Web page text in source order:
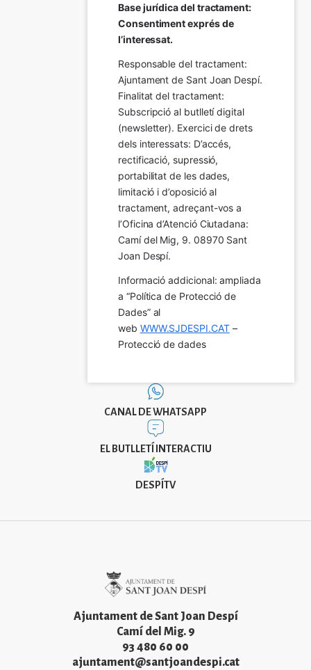
Base jurídica del tractament:
Consentiment exprés de
l’interessat.
Responsable del tractament:
Ajuntament de Sant Joan Despí.
Finalitat del tractament:
Subscripció al butlletí digital
(newsletter). Exercici de drets
dels interessats: D’accés,
rectificació, supressió,
portabilitat de les dades,
limitació i d’oposició al
tractament, adreçant-vos a
l’Oficina d’Atenció Ciutadana:
Camí del Mig, 9. 08970 Sant
Joan Despí.
Informació addicional: ampliada
a “Política de Protecció de
Dades” al
web WWW.SJDESPI.CAT –
Protecció de dades
CANAL DE WHATSAPP
EL BUTLLETÍ INTERACTIU
DESPÍTV
Ajuntament de Sant Joan Despí
Camí del Mig. 9
93 480 60 00
ajuntament@santjoandespi.cat